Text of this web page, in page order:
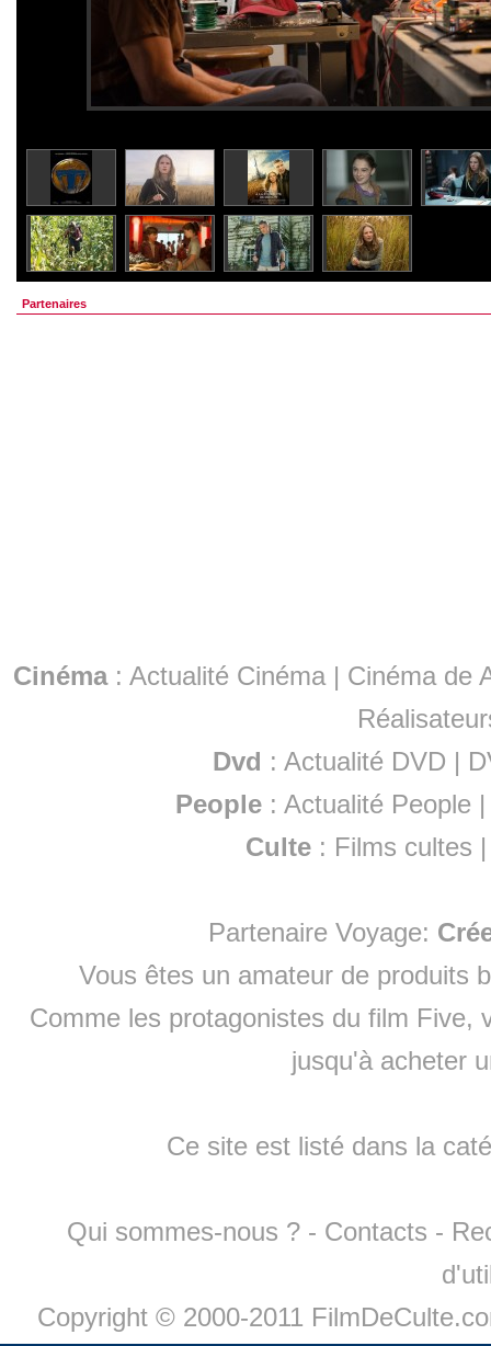
Partenaires
Cinéma: Actualité Cinéma | Cinéma de
Dvd : Actualité DVD |
People :Actualité People
Culte : Films cultes
Partenaire Voyage:
Vous êtes un amateur de produits
Comme les protagonistes du film Five,
jusqu'à acheter
Ce site est listé dans la
Qui sommes-nous ? - Contacts -
Copyright © 2000-2011